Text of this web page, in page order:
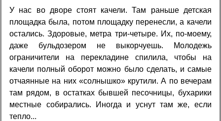
У нас во дворе стоят качели. Там раньше детская
площадка была, потом площадку перенесли, а качели
остались. Здоровые, метра три-четыре. Их, по-моему,
даже бульдозером не выкорчуешь. Молодежь
ограничители на перекладине спилила, чтобы на
качели полный оборот можно было сделать, и самые
отчаянные на них «солнышко» крутили. А по вечерам
там рядом, в остатках бывшей песочницы, бухарики
местные собирались. Иногда и уснут там же, если
тепло...